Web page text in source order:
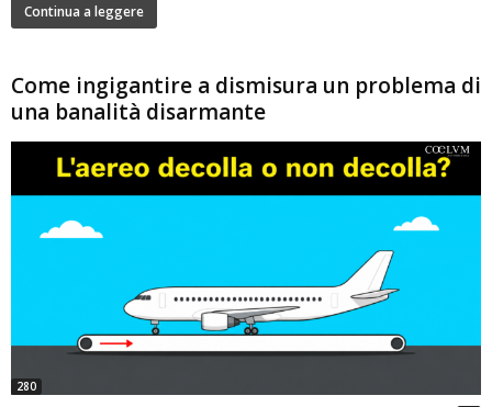
Continua a leggere
Come ingigantire a dismisura un problema di
una banalità disarmante
280